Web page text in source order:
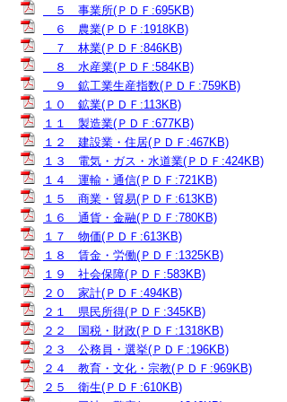
５ 事業所(ＰＤＦ:695KB)
６ 農業(ＰＤＦ:1918KB)
７ 林業(ＰＤＦ:846KB)
８ 水産業(ＰＤＦ:584KB)
９ 鉱工業生産指数(ＰＤＦ:759KB)
１０ 鉱業(ＰＤＦ:113KB)
１１ 製造業(ＰＤＦ:677KB)
１２ 建設業・住居(ＰＤＦ:467KB)
１３ 電気・ガス・水道業(ＰＤＦ:424KB)
１４ 運輸・通信(ＰＤＦ:721KB)
１５ 商業・貿易(ＰＤＦ:613KB)
１６ 通貨・金融(ＰＤＦ:780KB)
１７ 物価(ＰＤＦ:613KB)
１８ 賃金・労働(ＰＤＦ:1325KB)
１９ 社会保障(ＰＤＦ:583KB)
２０ 家計(ＰＤＦ:494KB)
２１ 県民所得(ＰＤＦ:345KB)
２２ 国税・財政(ＰＤＦ:1318KB)
２３ 公務員・選挙(ＰＤＦ:196KB)
２４ 教育・文化・宗教(ＰＤＦ:969KB)
２５ 衛生(ＰＤＦ:610KB)